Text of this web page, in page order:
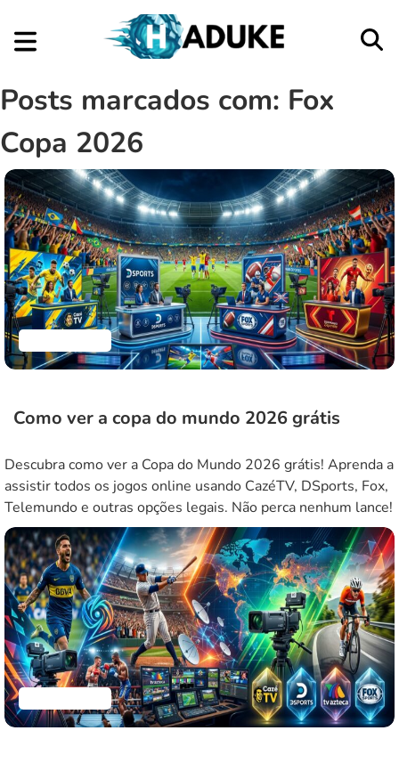
Posts marcados com: Fox
Copa 2026
Como ver a copa do mundo 2026 grátis
Descubra como ver a Copa do Mundo 2026 grátis! Aprenda a
assistir todos os jogos online usando CazéTV, DSports, Fox,
Telemundo e outras opções legais. Não perca nenhum lance!